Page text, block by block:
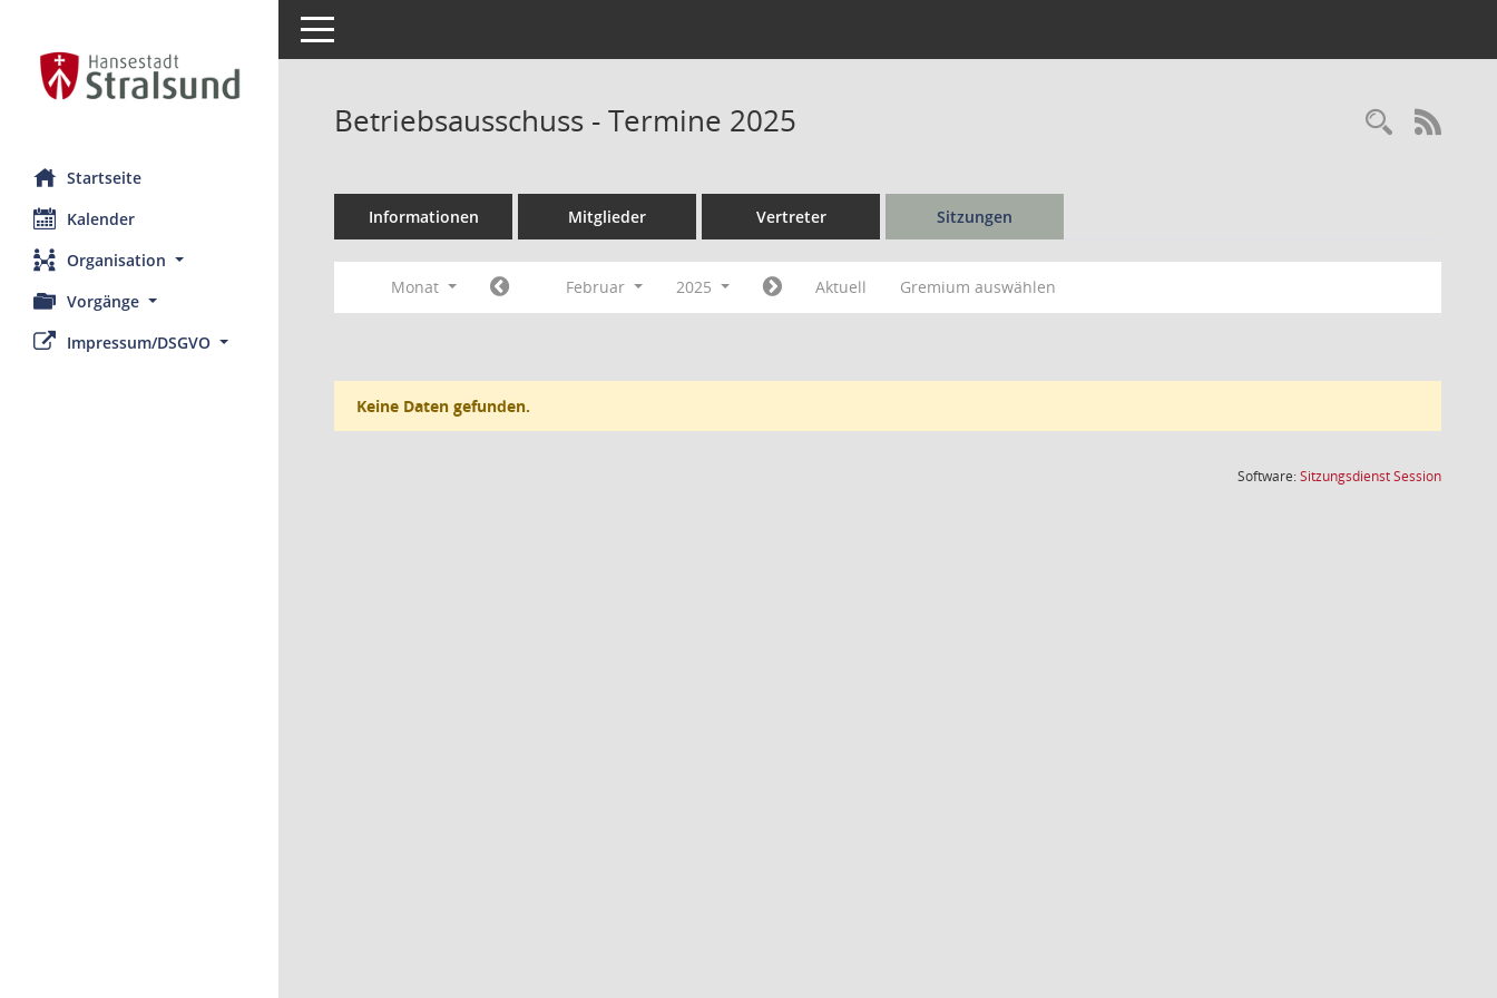
Startseite
Kalender
Organisation
Vorgänge
Impressum/DSGVO
Toggle navigation
Betriebsausschuss - Termine 2025
Informationen Mitglieder Vertreter Sitzungen
Monat Februar 2025 Aktuell Gremium auswählen
Keine Daten gefunden.
Software:SitzungsdienstSession(Wird in